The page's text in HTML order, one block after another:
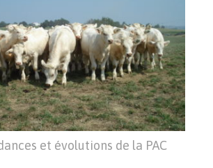
et évolutions de la PAC